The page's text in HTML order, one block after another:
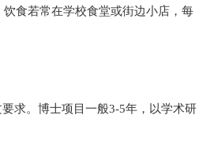
食若常在学校食堂或街边小店，每
求。博士项目一般3-5年，以学术研